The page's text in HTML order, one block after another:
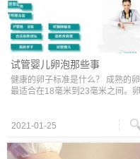
试管婴儿卵泡那些事
健康的卵子标准是什么？ 成熟的
最适合在18毫米到23毫米之间。
怀孕。 你怎么知道卵子的质量？ 卵
2021-01-25